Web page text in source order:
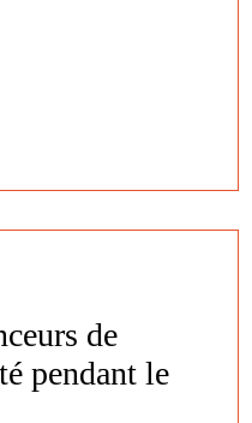
de
pendant le